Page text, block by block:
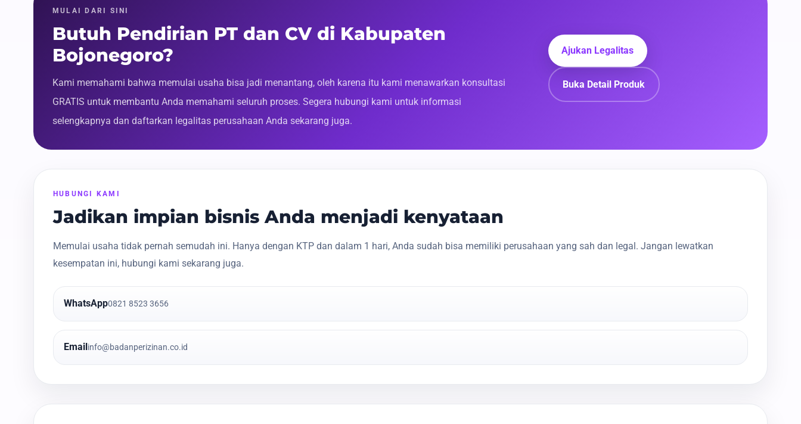
MULAI DARI SINI
Butuh Pendirian PT dan CV di Kabupaten
Bojonegoro?
Kami memahami bahwa memulai usaha bisa jadi menantang, oleh karena itu kami menawarkan konsultasi
GRATIS untuk membantu Anda memahami seluruh proses. Segera hubungi kami untuk informasi
selengkapnya dan daftarkan legalitas perusahaan Anda sekarang juga.
Ajukan Legalitas
Buka Detail Produk
HUBUNGI KAMI
Jadikan impian bisnis Anda menjadi kenyataan
Memulai usaha tidak pernah semudah ini. Hanya dengan KTP dan dalam 1 hari, Anda sudah bisa memiliki perusahaan yang sah dan legal. Jangan lewatkan
kesempatan ini, hubungi kami sekarang juga.
WhatsApp0821 8523 3656
Emailinfo@badanperizinan.co.id